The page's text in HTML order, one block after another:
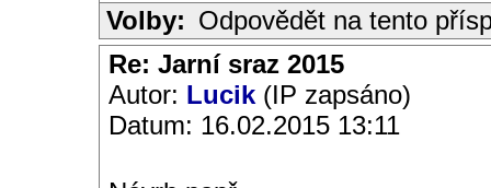
Volby: Odpovědět na tento
Re: Jarní sraz 2015
Autor: Lucik (IP zapsáno)
Datum: 16.02.2015 13:11